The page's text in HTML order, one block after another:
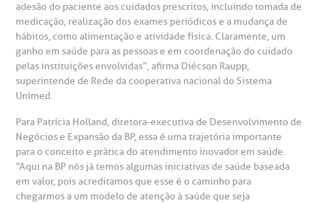
Saiba mais
Endereço:
R. Colômbia, 332
CEP: 01438-000 | Jardim Paulista
São Paulo - SP
de órgãos
de cuidado
e perdidos
adesão do paciente aos cuidados prescritos, incluindo tomada de
medicação, realização dos exames periódicos e a mudança de
hábitos, como alimentação e atividade física. Claramente, um
ganho em saúde para as pessoas e em coordenação do cuidado
pelas instituições envolvidas”, afirma Diécson Raupp,
superintende de Rede da cooperativa nacional do Sistema
Unimed.
Para Patrícia Holland, diretora-executiva de Desenvolvimento de
Negócios e Expansão da BP, essa é uma trajetória importante
para o conceito e prática do atendimento inovador em saúde.
“Aqui na BP nós já temos algumas iniciativas de saúde baseada
em valor, pois acreditamos que esse é o caminho para
chegarmos a um modelo de atenção à saúde que seja